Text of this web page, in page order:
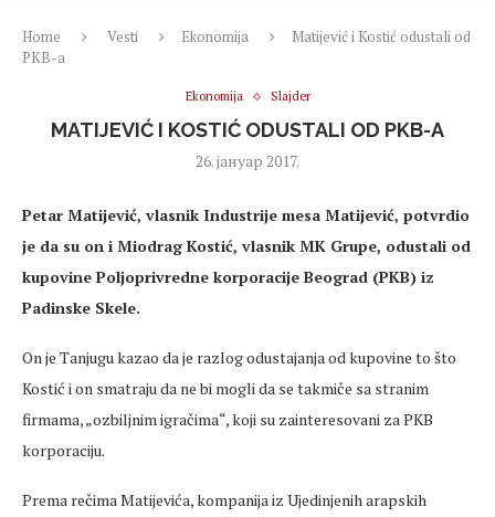
Home Vesti Ekonomija
Matijević i Kostić odustali od
PKB-a
Ekonomija Slajder
MATIJEVIĆ I KOSTIĆ ODUSTALI OD PKB-A
26. јануар 2017.
Petar Matijević, vlasnik Industrije mesa Matijević, potvrdio
je da su on i Miodrag Kostić, vlasnik MK Grupe, odustali od
kupovine Poljoprivredne korporacije Beograd (PKB) iz
Padinske Skele.
On je Tanjugu kazao da je razlog odustajanja od kupovine to što
Kostić i on smatraju da ne bi mogli da se takmiče sa stranim
firmama, „ozbiljnim igračima“, koji su zainteresovani za PKB
korporaciju.
Prema rečima Matijevića, kompanija iz Ujedinjenih arapskih